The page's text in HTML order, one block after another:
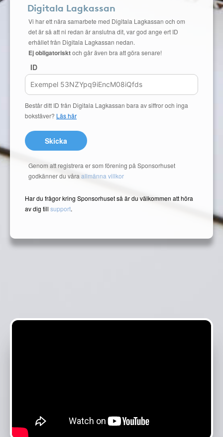
Digitala Lagkassan
Vi har ett nära samarbete med Digitala Lagkassan och om
det är så att ni redan är anslutna dit, var god ange ert ID
erhållet från Digitala Lagkassan nedan.
Ej obligatorisktoch går även bra att göra senare!
ID
Består ditt ID från Digitala Lagkassan bara av siffror och inga
bokstäver? Läs här
Skicka
Genom att registrera er som förening på Sponsorhuset
godkänner du våra allmänna villkor
Har du frågor kring Sponsorhuset så är du välkommen att höra
av dig till support.